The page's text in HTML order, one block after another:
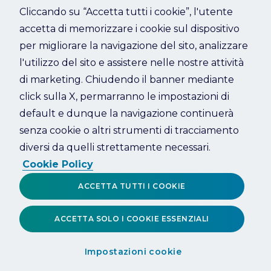
Refresh
Cliccando su “Accetta tutti i cookie”, l'utente
accetta di memorizzare i cookie sul dispositivo
per migliorare la navigazione del sito, analizzare
l'utilizzo del sito e assistere nelle nostre attività
di marketing. Chiudendo il banner mediante
click sulla X, permarranno le impostazioni di
default e dunque la navigazione continuerà
senza cookie o altri strumenti di tracciamento
diversi da quelli strettamente necessari.
Cookie Policy
Impostazioni cookie
ACCETTA SOLO I COOKIE ESSENZIALI
ACCETTA TUTTI I COOKIE